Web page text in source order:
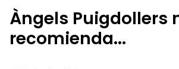
Àngels Puigdollers
recomienda...